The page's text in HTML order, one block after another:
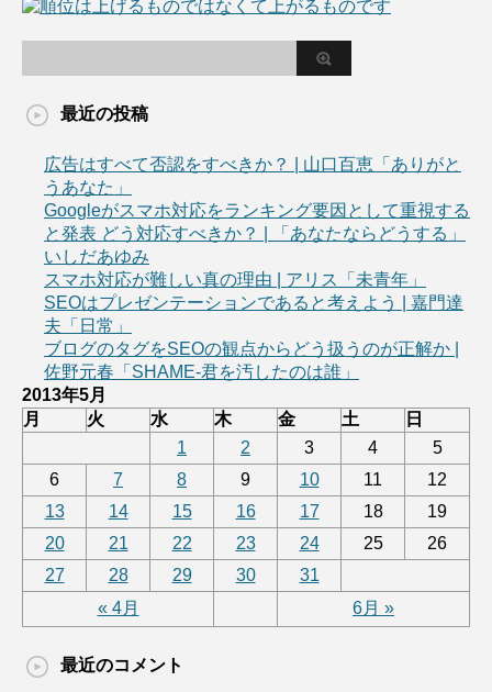
最近の投稿
広告はすべて否認をすべきか？ | 山口百恵「ありがと
うあなた」
Googleがスマホ対応をランキング要因として重視する
と発表 どう対応すべきか？ | 「あなたならどうする」
いしだあゆみ
スマホ対応が難しい真の理由 | アリス「未青年」
SEOはプレゼンテーションであると考えよう | 嘉門達
夫「日常」
ブログのタグをSEOの観点からどう扱うのが正解か |
佐野元春「SHAME-君を汚したのは誰」
2013年5月
月
火 水 木 金 土 日
« 4月 6月 »
1 2 3 4
5
6
7 8 9 10 11
12
13
14 15 16 17 18
19
20
21 22 23 24 25
26
27
28 29 30 31
最近のコメント